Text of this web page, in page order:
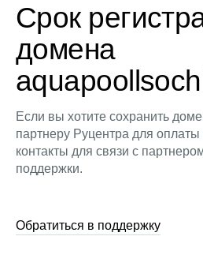
Срок
домена
Если вы хотите сохранить
партнеру Руцентра для
контакты для связи с
поддержки.
Обратиться в поддержку